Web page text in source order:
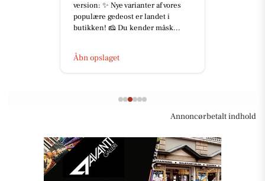
version: ✨ Nye varianter af vores
populære gedeost er landet i
butikken! 🧀 Du kender måsk...
Åbn opslaget
Annoncørbetalt indhold